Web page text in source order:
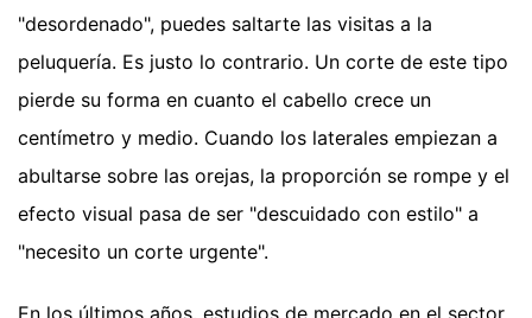
"desordenado", puedes saltarte las visitas a la
peluquería. Es justo lo contrario. Un corte de este tipo
pierde su forma en cuanto el cabello crece un
centímetro y medio. Cuando los laterales empiezan a
abultarse sobre las orejas, la proporción se rompe y el
efecto visual pasa de ser "descuidado con estilo" a
"necesito un corte urgente".
En los últimos años, estudios de mercado en el sector